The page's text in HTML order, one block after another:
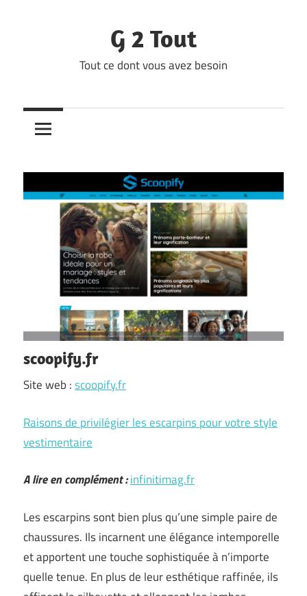
G 2 Tout
Tout ce dont vous avez besoin
scoopify.fr
Site web :scoopify.fr
Raisons de privilégier les escarpins pour votre style
vestimentaire
A lire en complément :infinitimag.fr
Les escarpins sont bien plus qu’une simple paire de
chaussures. Ils incarnent une élégance intemporelle
et apportent une touche sophistiquée à n’importe
quelle tenue. En plus de leur esthétique raffinée, ils